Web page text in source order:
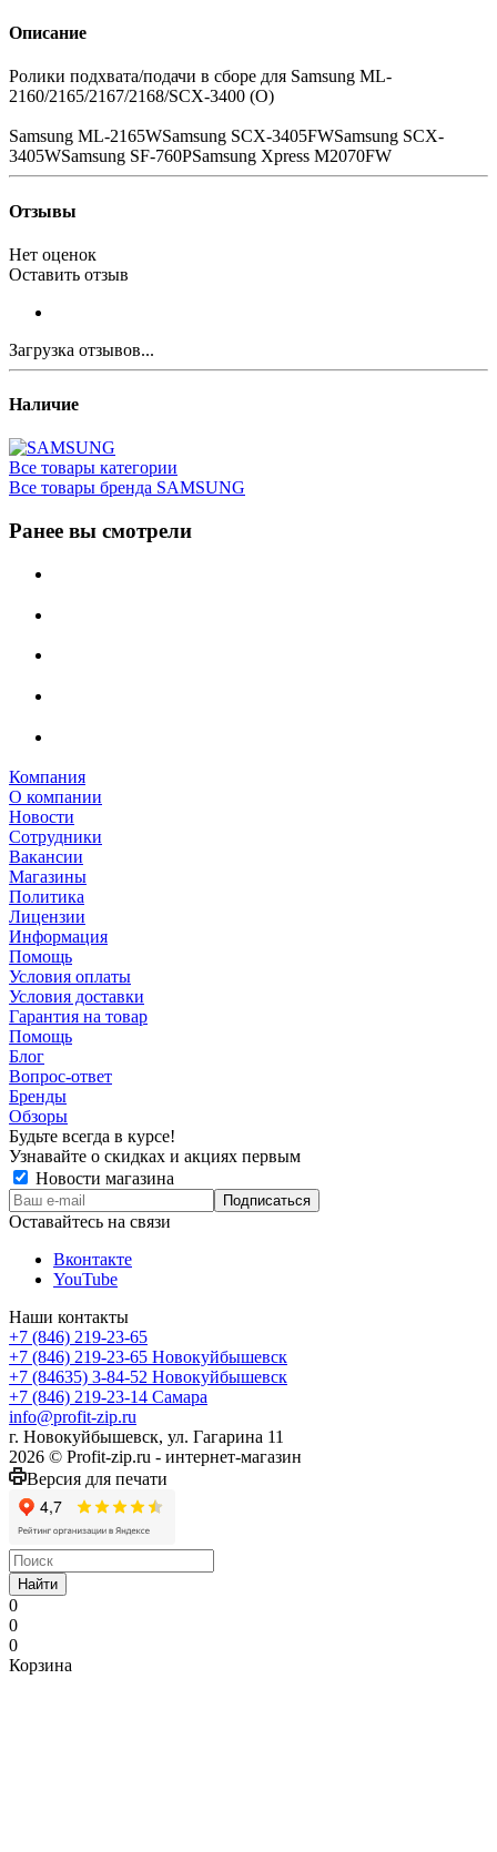
Описание
Ролики подхвата/подачи в сборе для Samsung ML-
2160/2165/2167/2168/SCX-3400 (O)
Samsung ML-2165WSamsung SCX-3405FWSamsung SCX-
3405WSamsung SF-760PSamsung Xpress M2070FW
Отзывы
Нет оценок
Оставить отзыв
Загрузка отзывов...
Наличие
Все товары категории
Все товары бренда SAMSUNG
Ранее вы смотрели
Компания
О компании
Новости
Сотрудники
Вакансии
Магазины
Политика
Лицензии
Информация
Помощь
Условия оплаты
Условия доставки
Гарантия на товар
Помощь
Блог
Вопрос-ответ
Бренды
Обзоры
Будьте всегда в курсе!
Узнавайте о скидках и акциях первым
Новости магазина
Оставайтесь на связи
Вконтакте
YouTube
Наши контакты
+7 (846) 219-23-65
+7 (846) 219-23-65 Новокуйбышевск
+7 (84635) 3-84-52 Новокуйбышевск
+7 (846) 219-23-14 Самара
info@profit-zip.ru
г. Новокуйбышевск, ул. Гагарина 11
2026 © Profit-zip.ru - интернет-магазин
Версия для печати
Найти
0
0
0
Корзина